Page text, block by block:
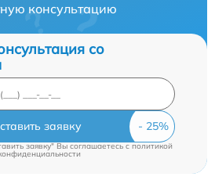
консультацию
со
заявку
заявку" Вы соглашаетесь cполитикой